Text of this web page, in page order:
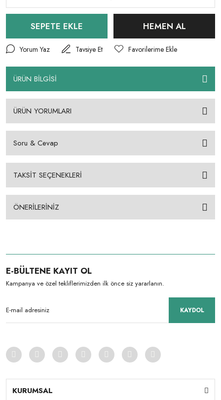
SEPETE EKLE HEMEN AL
Yorum Yaz Tavsiye Et
ÜRÜN BİLGİSİ
ÜRÜN YORUMLARI
Soru & Cevap
TAKSİT SEÇENEKLERİ
ÖNERİLERİNİZ
E-BÜLTENE KAYIT OL
Kampanya ve özel tekliflerimizden ilk önce siz yararlanın.
KAYDOL
KURUMSAL